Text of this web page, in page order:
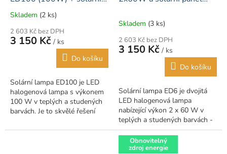
panel (25W)
Průměrné
produktu
je
hvězdiček.
Skladem (2 ks)
2 603 Kč bez DPH
3 150 Kč / ks
Do košíku
Solární lampa ED100 je LED
halogenová lampa s výkonem
100 W v teplých a studených
barvách. Je to skvělé řešení
náměstí, dvora nebo rekreační
Skladem (3 ks)
2 603 Kč bez DPH
3 150 Kč / ks
Do košíku
Solární lampa ED6 je dvojitá
LED halogenová lampa
nabízející výkon 2 x 60 W v
teplých a studených barvách -
lze nastavit. Panel nevyžaduje
další regulátory nabíjení,
protože je...
Obnovitelný
zdroj energie